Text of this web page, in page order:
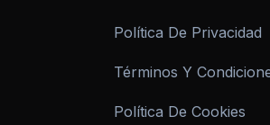
Política De Privacidad
Términos Y
Política De Cookies